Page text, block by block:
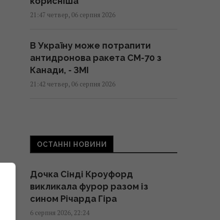
21:47 четвер, 06 серпня 2026
В Україну може потрапити
антидронова ракета CM-70 з
Канади, - ЗМІ
21:42 четвер, 06 серпня 2026
єдиний реальний варіант
21:24 четвер, 06 серпня 2026
Частина ракети SpaceX
розбилася об Місяць: вчені
розповіли про побачене в
ОСТАННІ НОВИНИ
Дочка Сінді Кроуфорд
викликала фурор разом із
сином Річарда Гіра
6 серпня 2026, 22:24